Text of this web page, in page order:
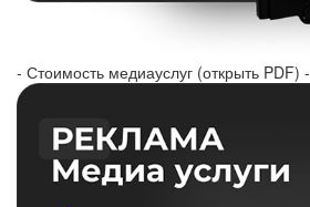
- Стоимость медиауслуг (открыть PDF) -